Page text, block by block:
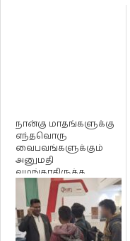
நான்கு மாதங்களுக்கு
எந்தவொரு
வைபவங்களுக்கும்
அனுமதி
வழங்காதிருக்க
யோசனை - இராஜாங்க
அமைச்சர் சுதர்ஷனி...